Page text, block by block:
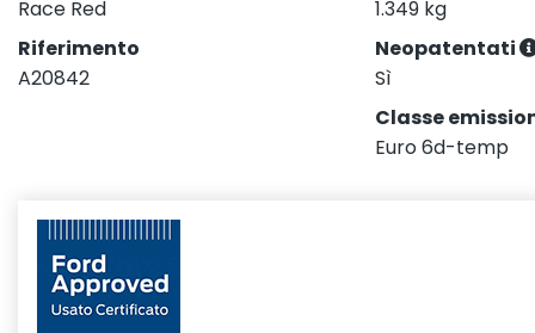
Race Red
Riferimento
A20842
1.349 kg
Neopatentati
Sì
Classe
Euro 6d-temp